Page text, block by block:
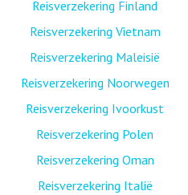
Reisverzekering Finland
Reisverzekering Vietnam
Reisverzekering Maleisië
Reisverzekering Noorwegen
Reisverzekering Ivoorkust
Reisverzekering Polen
Reisverzekering Oman
Reisverzekering Italië